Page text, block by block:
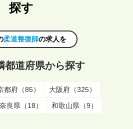
探す
柔道整復師の求人を
都道府県から探す
都府（85）
大阪府（325）
奈良県（18） 和歌山県（9）